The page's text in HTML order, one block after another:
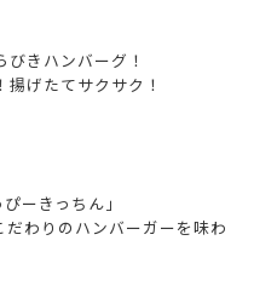
きハンバーグ！
げたてサクサク！
ーきっちん」
だわりのハンバーガーを味わ